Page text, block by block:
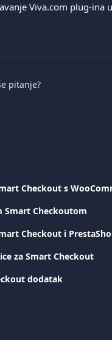
Viva.com plug-ina
pitanje?
Checkout s
Smart Checkoutom
Checkout i
za Smart Checkout
dodatak